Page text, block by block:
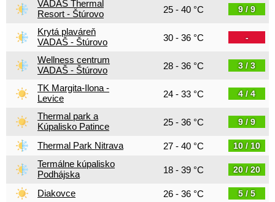
VADAŠ Thermal
Resort - Štúrovo
25 - 40 °C 9 / 9
Krytá plaváreň
VADAŠ - Štúrovo
30 - 36 °C -
Wellness centrum
VADAŠ - Štúrovo
28 - 36 °C 3 / 3
TK Margita-Ilona -
Levice
24 - 33 °C 4 / 4
Thermal park a
Kúpalisko Patince
25 - 36 °C 9 / 9
Thermal Park Nitrava 27 - 40 °C 10 / 10
Termálne kúpalisko
Podhájska
18 - 39 °C 20 / 20
Diakovce 26 - 36 °C 5 / 5